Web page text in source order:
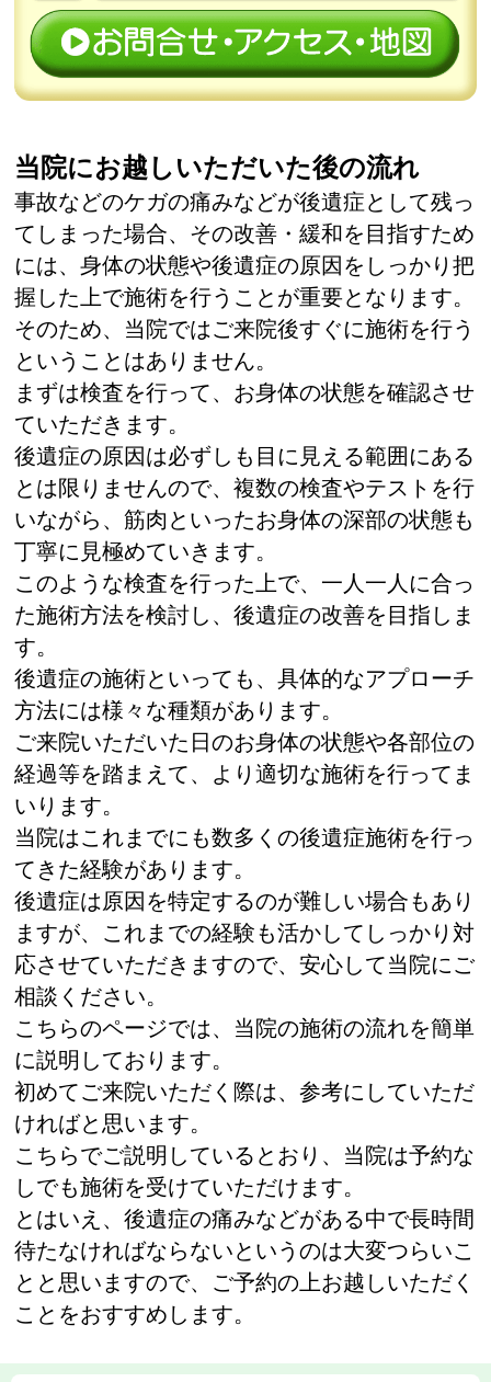
当院にお越しいただいた後の流れ
事故などのケガの痛みなどが後遺症として残っ
てしまった場合、その改善・緩和を目指すため
には、身体の状態や後遺症の原因をしっかり把
握した上で施術を行うことが重要となります。
そのため、当院ではご来院後すぐに施術を行う
ということはありません。
まずは検査を行って、お身体の状態を確認させ
ていただきます。
後遺症の原因は必ずしも目に見える範囲にある
とは限りませんので、複数の検査やテストを行
いながら、筋肉といったお身体の深部の状態も
丁寧に見極めていきます。
このような検査を行った上で、一人一人に合っ
た施術方法を検討し、後遺症の改善を目指しま
す。
後遺症の施術といっても、具体的なアプローチ
方法には様々な種類があります。
ご来院いただいた日のお身体の状態や各部位の
経過等を踏まえて、より適切な施術を行ってま
いります。
当院はこれまでにも数多くの後遺症施術を行っ
てきた経験があります。
後遺症は原因を特定するのが難しい場合もあり
ますが、これまでの経験も活かしてしっかり対
応させていただきますので、安心して当院にご
相談ください。
こちらのページでは、当院の施術の流れを簡単
に説明しております。
初めてご来院いただく際は、参考にしていただ
ければと思います。
こちらでご説明しているとおり、当院は予約な
しでも施術を受けていただけます。
とはいえ、後遺症の痛みなどがある中で長時間
待たなければならないというのは大変つらいこ
とと思いますので、ご予約の上お越しいただく
ことをおすすめします。